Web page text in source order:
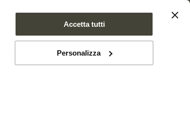
Accetta tutti
Personalizza
NEWS CONTATTI